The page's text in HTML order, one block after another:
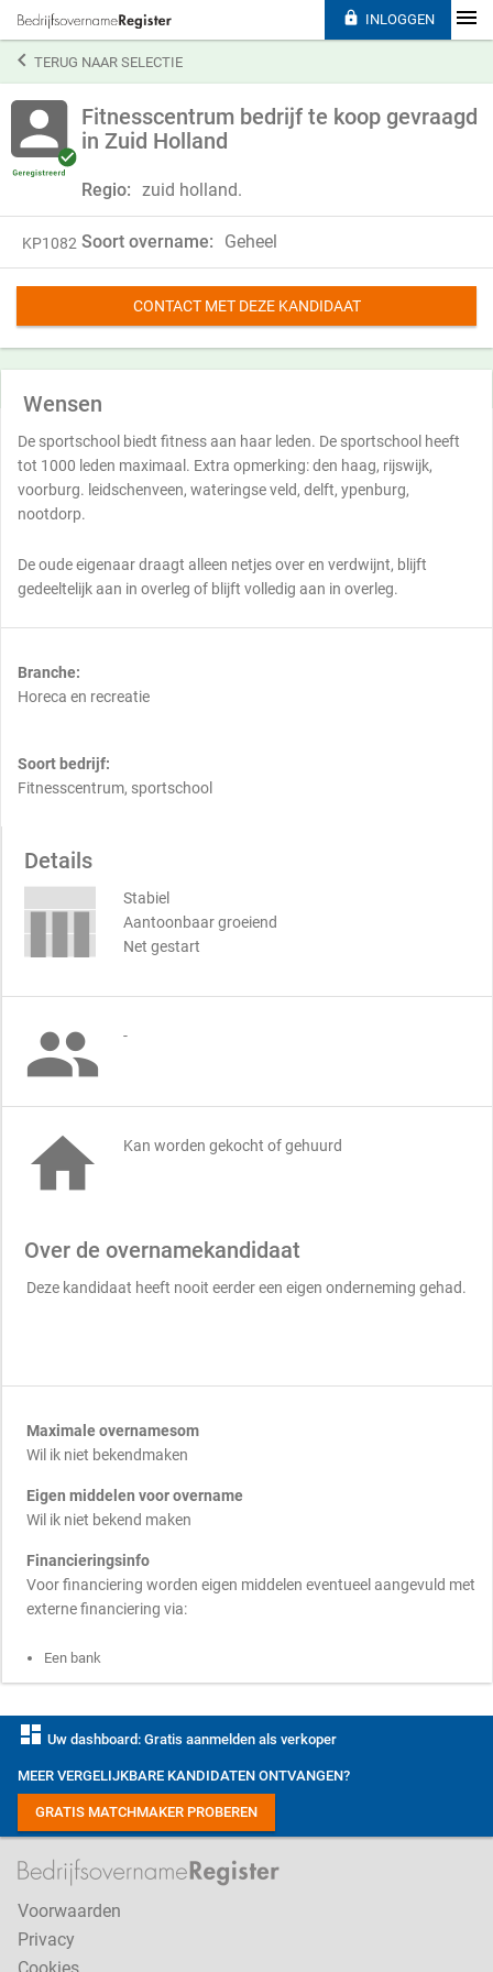
TERUG NAAR SELECTIE
Fitnesscentrum bedrijf te koop gevraagd
in Zuid Holland
Regio: zuid holland.
KP1082 Soort overname: Geheel
CONTACT MET DEZE KANDIDAAT
Wensen
De sportschool biedt fitness aan haar leden. De sportschool heeft
tot 1000 leden maximaal. Extra opmerking: den haag, rijswijk,
voorburg. leidschenveen, wateringse veld, delft, ypenburg,
nootdorp.
De oude eigenaar draagt alleen netjes over en verdwijnt, blijft
gedeeltelijk aan in overleg of blijft volledig aan in overleg.
Branche:
Horeca en recreatie
Soort bedrijf:
Fitnesscentrum, sportschool
Details
Stabiel
Aantoonbaar groeiend
Net gestart
 -
 Kan worden gekocht of gehuurd
Over de overnamekandidaat
Deze kandidaat heeft nooit eerder een eigen onderneming gehad.
Maximale overnamesom
Wil ik niet bekendmaken
Eigen middelen voor overname
Wil ik niet bekend maken
Financieringsinfo
Voor financiering worden eigen middelen eventueel aangevuld met
externe financiering via:
Een bank
 INLOGGEN
dashboard Uw dashboard: Gratis aanmelden als verkoper
MEER VERGELIJKBARE KANDIDATEN ONTVANGEN?
GRATIS MATCHMAKER PROBEREN
Voorwaarden
Privacy